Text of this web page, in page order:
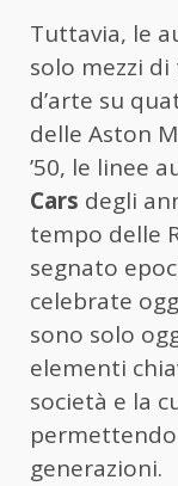
Tuttavia, le
solo mezzi
d’arte su
delle Aston
’50, le linee
Cars degli
tempo delle
segnato
celebrate
sono solo
elementi
società e la
generazioni.